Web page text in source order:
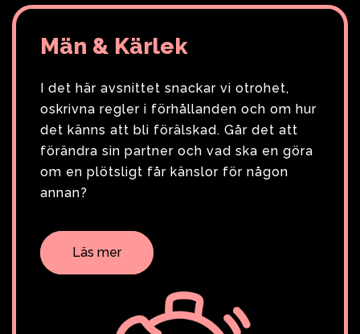
Män & Kärlek
I det här avsnittet snackar vi otrohet,
oskrivna regler i förhållanden och om hur
det känns att bli förälskad. Går det att
förändra sin partner och vad ska en göra
om en plötsligt får känslor för någon
annan?
Läs mer